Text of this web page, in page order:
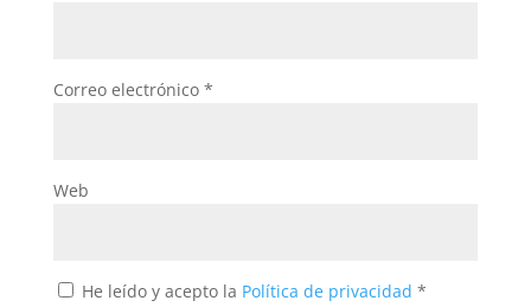
Correo electrónico *
Web
He leído y acepto la Política de privacidad *